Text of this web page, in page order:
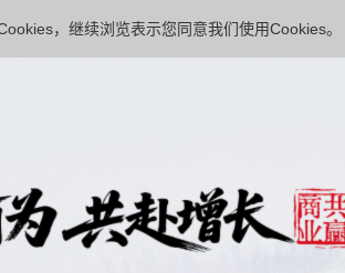
，继续浏览表示您同意我们使用Cookies。